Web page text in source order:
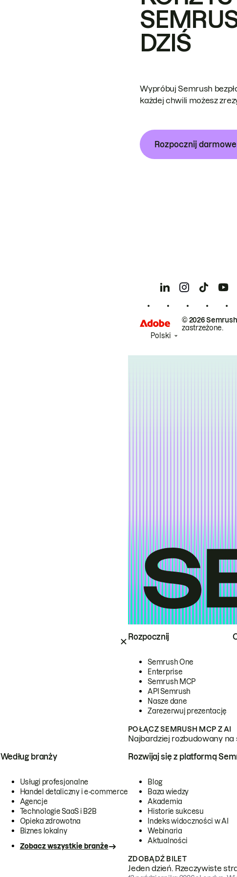
Rozpocznij
Semrush One
Enterprise
Semrush MCP
API Semrush
Nasze dane
Zarezerwuj prezentację
POŁĄCZ SEMRUSH MCP Z AI
Najbardziej rozbudowany
Według branży
Usługi profesjonalne
Handel detaliczny i e-commerce
Agencje
Technologie SaaS i B2B
Opieka zdrowotna
Biznes lokalny
Zobacz wszystkie branże
Rozwijaj się z platformą
Blog
Baza wiedzy
Akademia
Historie sukcesu
Indeks widoczności w AI
Webinaria
Aktualności
ZDOBĄDŹ BILET
Jeden dzień. Rzeczywiste
DZIŚ
Wypróbuj Semrush
każdej chwili możesz
Rozpocznij
© 2026
zastrzeżone.
Polski